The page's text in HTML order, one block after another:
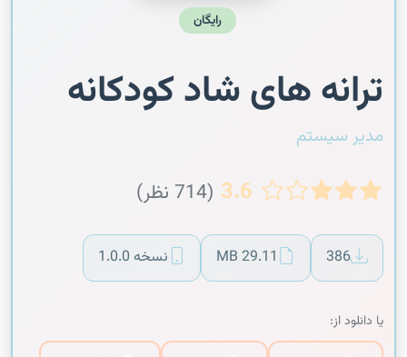
رایگان
ترانه های شاد کودکانه
مدیر سیستم
3.6 (714 نظر)
386
29.11 MB نسخه 1.0.0
یا دانلود از: